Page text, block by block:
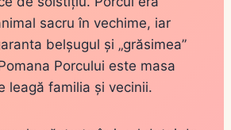
sacru în vechime, iar
belșugul și „grăsimea”
Porcului este masa
leagă familia și vecinii.